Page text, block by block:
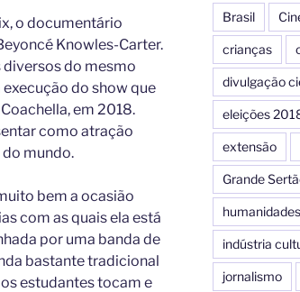
o documentário
Knowles-Carter.
diversos do mesmo
do show que
em 2018.
como atração
mundo.
bem a ocasião
com as quais ela está
por uma banda de
bastante tradicional
estudantes tocam e
Brasil
crianças
divulgação
eleições
extensão
Grande
humanidades
indústria
jornalismo